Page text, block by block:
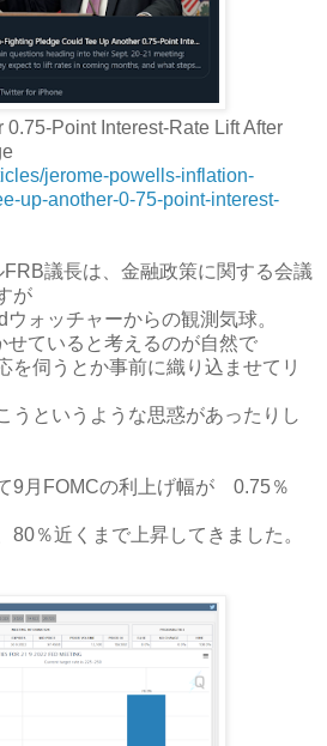
0.75-Point Interest-Rate Lift After
jerome-powells-inflation-
up-another-0-75-point-interest-
議長は、金融政策に関する会議
が
ォッチャーからの観測気球。
せていると考えるのが自然で
を伺うとか事前に織り込ませてリ
うというような思惑があったりし
9月FOMCの利上げ幅が 0.75％
80％近くまで上昇してきました。